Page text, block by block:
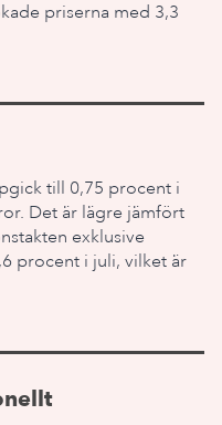
priserna med 3,3
till 0,75 procent i
Det är lägre jämfört
exklusive
procent i juli, vilket är